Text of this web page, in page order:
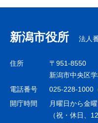
ナ
ビ
ゲ
シ
ョ
新潟市役所 法人
住所
〒951-8550
新潟市中央区
電話番号
025-228-1000
開庁時間
月曜日から金
（祝・休日、